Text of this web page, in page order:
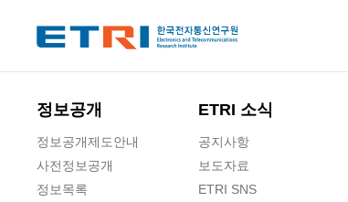
정보공개
정보공개제도안내
사전정보공개
정보목록
ETRI 소식
공지사항
보도자료
ETRI SNS